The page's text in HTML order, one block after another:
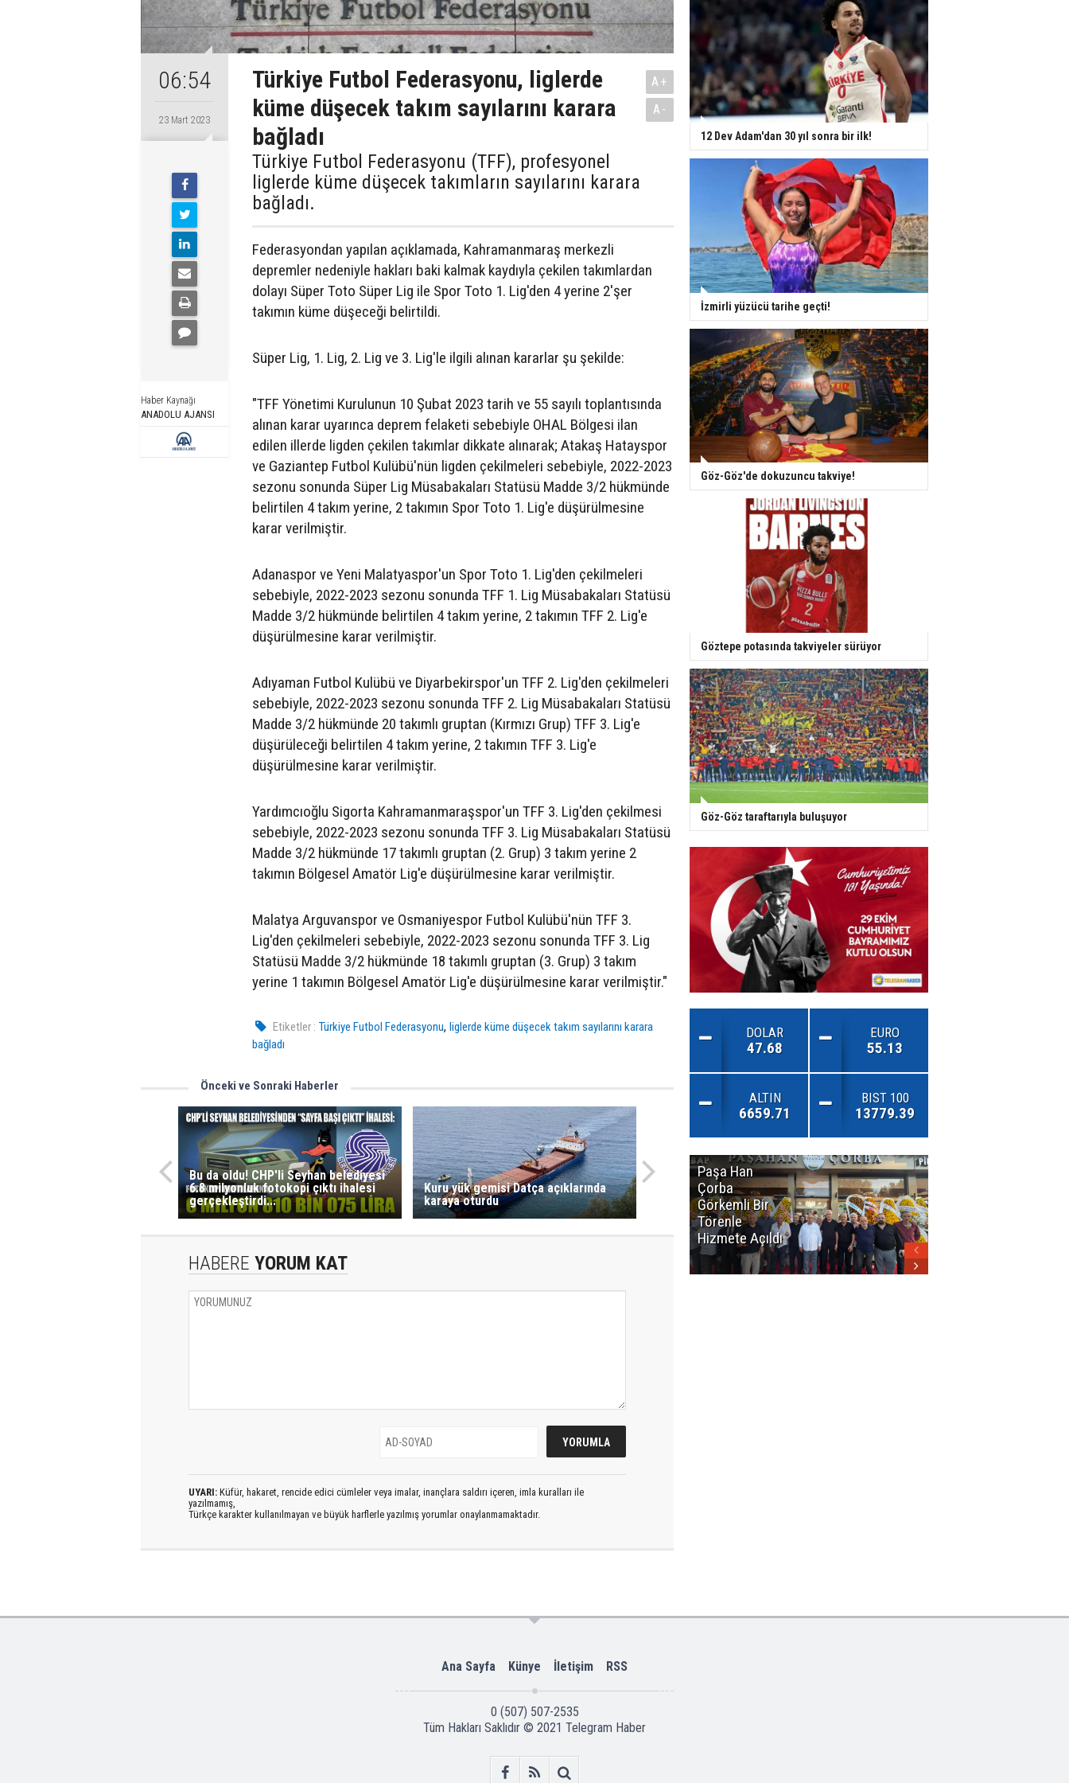
06:54
23 Mart 2023
Haber Kaynağı
ANADOLU AJANSI
Türkiye Futbol Federasyonu, liglerde
küme düşecek takım sayılarını karara
bağladı
Türkiye Futbol Federasyonu (TFF), profesyonel
liglerde küme düşecek takımların sayılarını karara
bağladı.
A+
A-
Federasyondan yapılan açıklamada, Kahramanmaraş merkezli
depremler nedeniyle hakları baki kalmak kaydıyla çekilen takımlardan
dolayı Süper Toto Süper Lig ile Spor Toto 1. Lig'den 4 yerine 2'şer
takımın küme düşeceği belirtildi.
Süper Lig, 1. Lig, 2. Lig ve 3. Lig'le ilgili alınan kararlar şu şekilde:
"TFF Yönetimi Kurulunun 10 Şubat 2023 tarih ve 55 sayılı toplantısında
alınan karar uyarınca deprem felaketi sebebiyle OHAL Bölgesi ilan
edilen illerde ligden çekilen takımlar dikkate alınarak; Atakaş Hatayspor
ve Gaziantep Futbol Kulübü'nün ligden çekilmeleri sebebiyle, 2022-2023
sezonu sonunda Süper Lig Müsabakaları Statüsü Madde 3/2 hükmünde
belirtilen 4 takım yerine, 2 takımın Spor Toto 1. Lig'e düşürülmesine
karar verilmiştir.
Adanaspor ve Yeni Malatyaspor'un Spor Toto 1. Lig'den çekilmeleri
sebebiyle, 2022-2023 sezonu sonunda TFF 1. Lig Müsabakaları Statüsü
Madde 3/2 hükmünde belirtilen 4 takım yerine, 2 takımın TFF 2. Lig'e
düşürülmesine karar verilmiştir.
Adıyaman Futbol Kulübü ve Diyarbekirspor'un TFF 2. Lig'den çekilmeleri
sebebiyle, 2022-2023 sezonu sonunda TFF 2. Lig Müsabakaları Statüsü
Madde 3/2 hükmünde 20 takımlı gruptan (Kırmızı Grup) TFF 3. Lig'e
düşürüleceği belirtilen 4 takım yerine, 2 takımın TFF 3. Lig'e
düşürülmesine karar verilmiştir.
Yardımcıoğlu Sigorta Kahramanmaraşspor'un TFF 3. Lig'den çekilmesi
sebebiyle, 2022-2023 sezonu sonunda TFF 3. Lig Müsabakaları Statüsü
Madde 3/2 hükmünde 17 takımlı gruptan (2. Grup) 3 takım yerine 2
takımın Bölgesel Amatör Lig'e düşürülmesine karar verilmiştir.
Malatya Arguvanspor ve Osmaniyespor Futbol Kulübü'nün TFF 3.
Lig'den çekilmeleri sebebiyle, 2022-2023 sezonu sonunda TFF 3. Lig
Statüsü Madde 3/2 hükmünde 18 takımlı gruptan (3. Grup) 3 takım
yerine 1 takımın Bölgesel Amatör Lig'e düşürülmesine karar verilmiştir."
Etiketler : Türkiye Futbol Federasyonu,liglerde küme düşecek takım sayılarını karara
bağladı
Önceki ve Sonraki Haberler
Bu da oldu! CHP'li Seyhan belediyesi
6.8 milyonluk fotokopi çıktı ihalesi
gerçekleştirdi...
Kuru yük gemisi Datça açıklarında
karaya oturdu
HABERE YORUM KAT
UYARI: Küfür, hakaret, rencide edici cümleler veya imalar, inançlara saldırı içeren, imla kuralları ile
yazılmamış,
Türkçe karakter kullanılmayan ve büyük harflerle yazılmış yorumlar onaylanmamaktadır.
12 Dev Adam'dan 30 yıl sonra bir ilk!
İzmirli yüzücü tarihe geçti!
Göz-Göz'de dokuzuncu takviye!
Göztepe potasında takviyeler sürüyor
Göz-Göz taraftarıyla buluşuyor
DOLAR
47.68
EURO
55.13
ALTIN
6659.71
BIST 100
13779.39
Paşa Han
Çorba
Görkemli Bir
Törenle
Hizmete Açıldı
Ana Sayfa Künye İletişim RSS
0 (507) 507-2535
Tüm Hakları Saklıdır © 2021 Telegram Haber